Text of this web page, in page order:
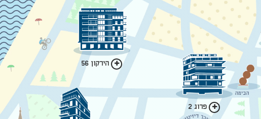
הירקון 56
פרוג 2